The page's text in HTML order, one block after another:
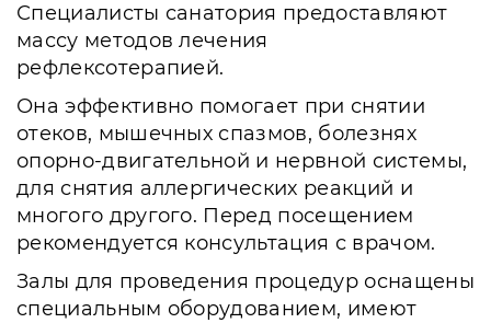
Специалисты санатория предоставляют
массу методов лечения
рефлексотерапией.
Она эффективно помогает при снятии
отеков, мышечных спазмов, болезнях
опорно-двигательной и нервной системы,
для снятия аллергических реакций и
многого другого. Перед посещением
рекомендуется консультация с врачом.
Залы для проведения процедур оснащены
специальным оборудованием, имеют